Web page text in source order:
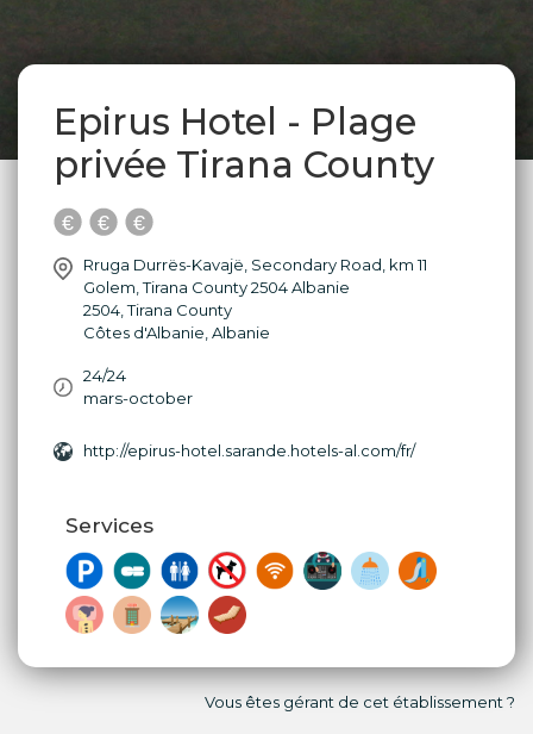
Epirus Hotel - Plage
privée Tirana County
Rruga Durrës-Kavajë, Secondary Road, km 11
Golem, Tirana County 2504 Albanie
2504 ,Tirana County
Côtes d'Albanie Albanie
24/24
mars-october
http://epirus-hotel.sarande.hotels-al.com/fr/
Services
Vous êtes gérant de cet établissement ?